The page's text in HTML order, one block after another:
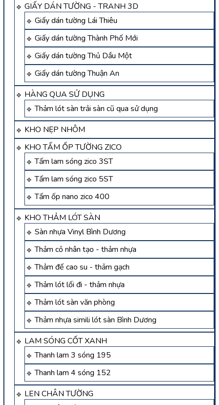
GIẤY DÁN TƯỜNG - TRANH 3D
Giấy dán tường Lái Thiêu
Giấy dán tường Thành Phố Mới
Giấy dán tường Thủ Dầu Một
Giấy dán tường Thuận An
HÀNG QUA SỬ DỤNG
Thảm lót sàn trải sàn cũ qua sử dụng
KHO NẸP NHÔM
KHO TẤM ỐP TƯỜNG ZICO
Tấm lam sóng zico 3ST
Tấm lam sóng zico 5ST
Tấm ốp nano zico 400
KHO THẢM LÓT SÀN
Sàn nhựa Vinyl Bình Dương
Thảm cỏ nhân tạo - thảm nhựa
Thảm đế cao su - thảm gạch
Thảm lót lối đi - thảm nhựa
Thảm lót sàn văn phòng
Thảm nhựa simili lót sàn Bình Dương
LAM SÓNG CỐT XANH
Thanh lam 3 sóng 195
Thanh lam 4 sóng 152
LEN CHÂN TƯỜNG